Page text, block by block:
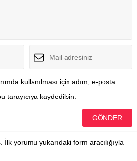
kullanılması için adım, e-posta
tarayıcıya kaydedilsin.
İlk yorumu yukarıdaki form aracılığıyla